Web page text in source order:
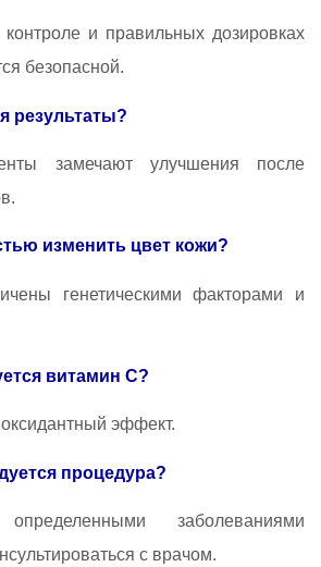
и правильных дозировках
безопасной.
результаты?
замечают улучшения после
изменить цвет кожи?
генетическими факторами и
витамин C?
эффект.
процедура?
заболеваниями
с врачом.